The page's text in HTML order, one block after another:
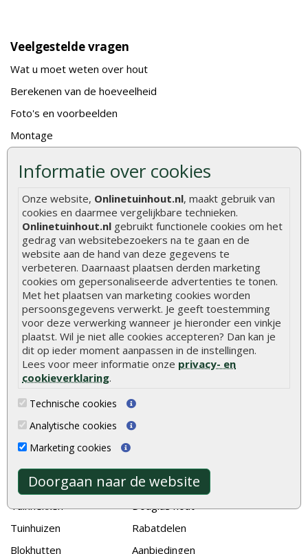
Informatie over cookies
Onze website, Onlinetuinhout.nl, maakt gebruik van
cookies en daarmee vergelijkbare technieken.
Onlinetuinhout.nl gebruikt functionele cookies om het
gedrag van websitebezoekers na te gaan en de
website aan de hand van deze gegevens te
verbeteren. Daarnaast plaatsen derden marketing
cookies om gepersonaliseerde advertenties te tonen.
Met het plaatsen van marketing cookies worden
persoonsgegevens verwerkt. Je geeft toestemming
voor deze verwerking wanneer je hieronder een vinkje
plaatst. Wil je niet alle cookies accepteren? Dan kan je
dit op ieder moment aanpassen in de instellingen.
Lees voor meer informatie onze privacy- en
cookieverklaring.
Technische cookies
Analytische cookies
Marketing cookies
Doorgaan naar de website
Veelgestelde vragen
Wat u moet weten over hout
Berekenen van de hoeveelheid
Foto's en voorbeelden
Montage
De fundering van een vlonder leggen
Hoe zelf een houten overkapping maken
Hoe zelf een vlonder leggen
Hoe betonpaal plaatsen
Hoe schutting plaatsen
De 9 beste tuinschermen van Onlinetuinhout.nl
Stijlvolle houtsoorten voor in de tuin
Duurzame tuin
Welke palen voor een schapenhek
Alle populaire categorieën
Tuinhout
Schutting
Tuinpalen
Tuinhekken
Tuinhuizen
Blokhutten
Steigerplanken
Douglas hout
Rabatdelen
Aanbiedingen